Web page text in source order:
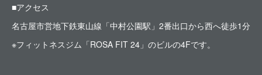
■アクセス
名古屋市営地下鉄東山線「中村公園駅」2番出口から西へ徒歩1分
※フィットネスジム「ROSA FIT 24」のビルの4Fです。